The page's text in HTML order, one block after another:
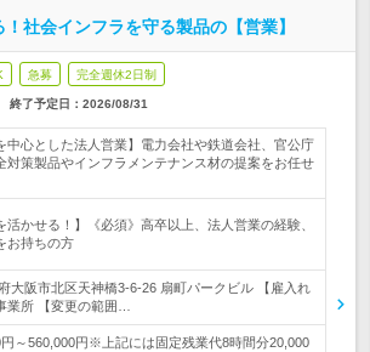
社会インフラを守る製品の【営業】
急募 完全週休2日制
終了予定日： 2026/08/31
中心とした法人営業】電力会社や鉄道会社、官公庁
対策製品やインフラメンテナンス材の提案をお任せ
活かせる！】《必須》高卒以上、法人営業の経験、
お持ちの方
大阪市北区天神橋3-6-26 扇町パークビル 【雇入れ
業所 【変更の範囲…
円～560,000円※上記には固定残業代8時間分20,000